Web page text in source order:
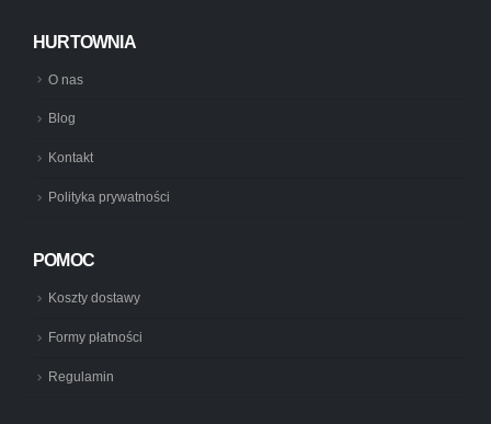
HURTOWNIA
O nas
Blog
Kontakt
Polityka prywatności
POMOC
Koszty dostawy
Formy płatności
Regulamin